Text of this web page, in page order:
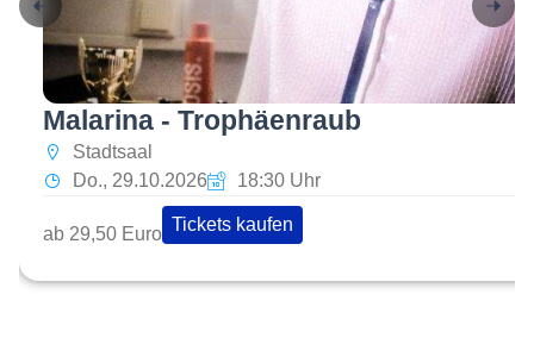
Malarina - Trophäenraub
Stadtsaal
Do., 29.10.2026
18:30 Uhr
ab 29,50 Euro Tickets kaufen